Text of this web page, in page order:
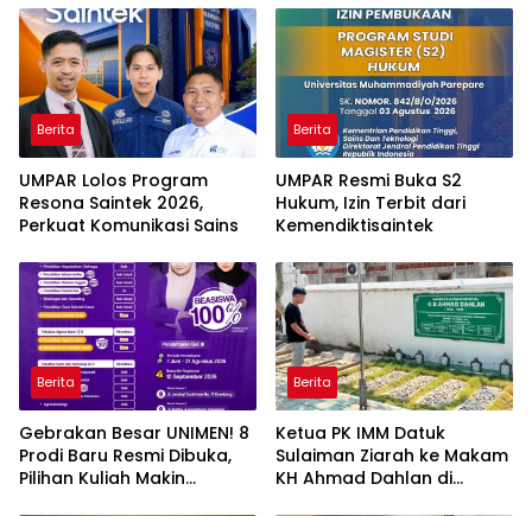
Berita
UMPAR Lolos Program
Resona Saintek 2026,
Perkuat Komunikasi Sains
Berita
UMPAR Resmi Buka S2
Hukum, Izin Terbit dari
Kemendiktisaintek
Berita
Gebrakan Besar UNIMEN! 8
Prodi Baru Resmi Dibuka,
Pilihan Kuliah Makin
Berita
Ketua PK IMM Datuk
Sulaiman Ziarah ke Makam
KH Ahmad Dahlan di